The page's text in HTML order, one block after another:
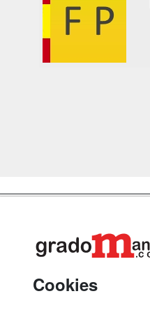
Cookies